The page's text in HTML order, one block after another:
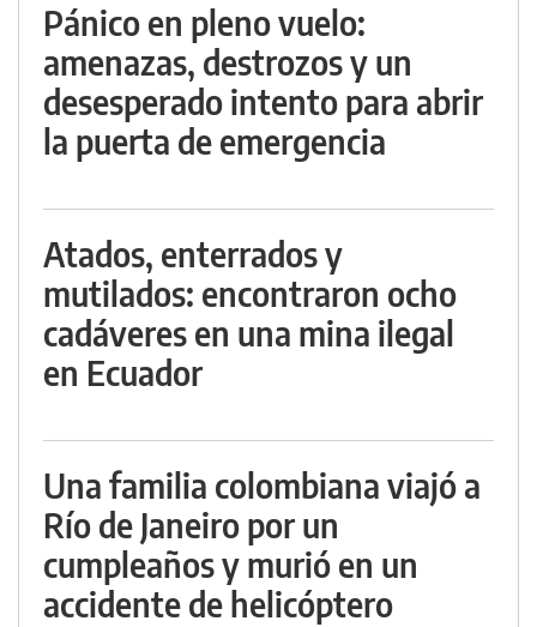
Pánico en pleno vuelo:
amenazas, destrozos y un
desesperado intento para abrir
la puerta de emergencia
Atados, enterrados y
mutilados: encontraron ocho
cadáveres en una mina ilegal
en Ecuador
Una familia colombiana viajó a
Río de Janeiro por un
cumpleaños y murió en un
accidente de helicóptero